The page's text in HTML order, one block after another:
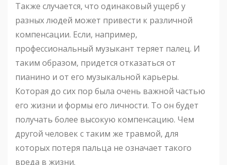
Также случается, что одинаковый ущерб у
разных людей может привести к различной
компенсации. Если, например,
профессиональный музыкант теряет палец. И
таким образом, придется отказаться от
пианино и от его музыкальной карьеры.
Которая до сих пор была очень важной частью
его жизни и формы его личности. То он будет
получать более высокую компенсацию. Чем
другой человек с таким же травмой, для
которых потеря пальца не означает такого
вреда в жизни.